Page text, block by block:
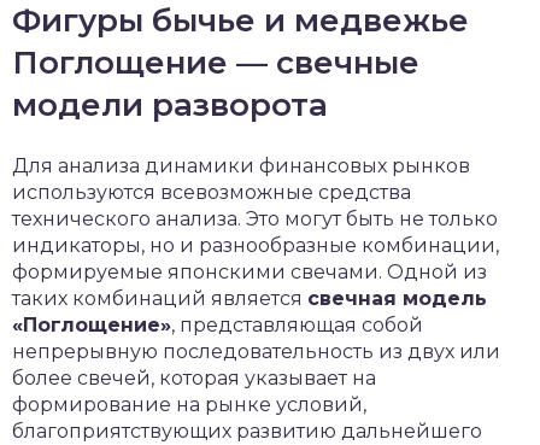
Фигуры бычье и медвежье
Поглощение — свечные
модели разворота
Для анализа динамики финансовых рынков
используются всевозможные средства
технического анализа. Это могут быть не только
индикаторы, но и разнообразные комбинации,
формируемые японскими свечами. Одной из
таких комбинаций является свечная модель
«Поглощение», представляющая собой
непрерывную последовательность из двух или
более свечей, которая указывает на
формирование на рынке условий,
благоприятствующих развитию дальнейшего